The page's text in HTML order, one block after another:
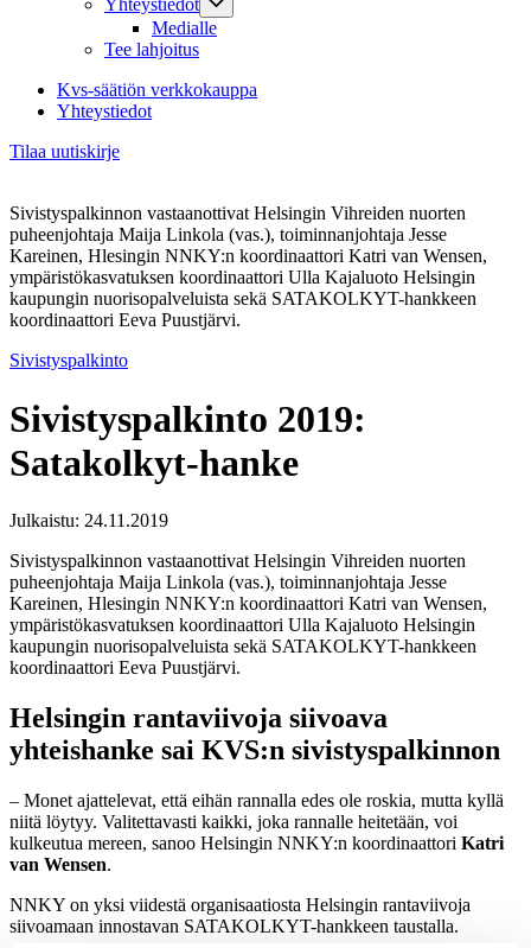
Yhteystiedot
Medialle
Tee lahjoitus
Kvs-säätiön verkkokauppa
Yhteystiedot
Tilaa uutiskirje
Sivistyspalkinnon vastaanottivat Helsingin Vihreiden nuorten
puheenjohtaja Maija Linkola (vas.), toiminnanjohtaja Jesse
Kareinen, Hlesingin NNKY:n koordinaattori Katri van Wensen,
ympäristökasvatuksen koordinaattori Ulla Kajaluoto Helsingin
kaupungin nuorisopalveluista sekä SATAKOLKYT-hankkeen
koordinaattori Eeva Puustjärvi.
Sivistyspalkinto
Sivistyspalkinto 2019:
Satakolkyt-hanke
Julkaistu: 24.11.2019
Sivistyspalkinnon vastaanottivat Helsingin Vihreiden nuorten
puheenjohtaja Maija Linkola (vas.), toiminnanjohtaja Jesse
Kareinen, Hlesingin NNKY:n koordinaattori Katri van Wensen,
ympäristökasvatuksen koordinaattori Ulla Kajaluoto Helsingin
kaupungin nuorisopalveluista sekä SATAKOLKYT-hankkeen
koordinaattori Eeva Puustjärvi.
Helsingin rantaviivoja siivoava
yhteishanke sai KVS:n sivistyspalkinnon
– Monet ajattelevat, että eihän rannalla edes ole roskia, mutta kyllä
niitä löytyy. Valitettavasti kaikki, joka rannalle heitetään, voi
kulkeutua mereen, sanoo Helsingin NNKY:n koordinaattori Katri
van Wensen.
NNKY on yksi viidestä organisaatiosta Helsingin rantaviivoja
siivoamaan innostavan SATAKOLKYT-hankkeen taustalla.